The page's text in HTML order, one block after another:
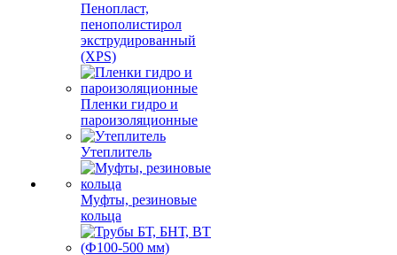
Пенопласт,
пенополистирол
экструдированный
(XPS)
Пленки гидро и
пароизоляционные
Утеплитель
Муфты, резиновые
кольца